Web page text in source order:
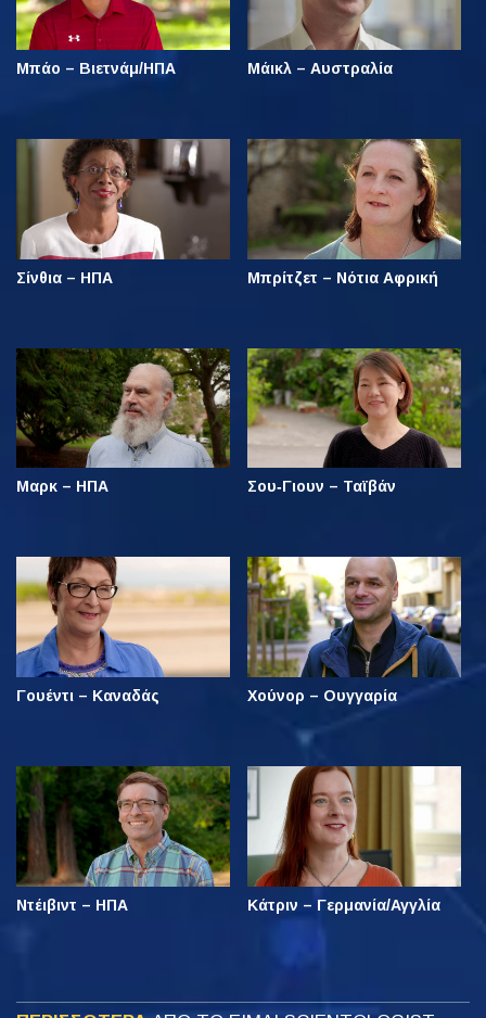
Μπάο – Βιετνάμ/ΗΠΑ Μάικλ – Αυστραλία
Σίνθια – ΗΠΑ Μπρίτζετ – Νότια Αφρική
Μαρκ – ΗΠΑ Σου‑Γιουν – Ταϊβάν
Γουέντι – Καναδάς Χούνορ – Ουγγαρία
Ντέιβιντ – ΗΠΑ Κάτριν – Γερμανία/Αγγλία